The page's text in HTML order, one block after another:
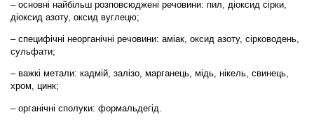
– основні найбільш розповсюджені речовини: пил, діоксид сірки,
діоксид азоту, оксид вуглецю;
– специфічні неорганічні речовини: аміак, оксид азоту, сірководень,
сульфати;
– важкі метали: кадмій, залізо, марганець, мідь, нікель, свинець,
хром, цинк;
– органічні сполуки: формальдегід.